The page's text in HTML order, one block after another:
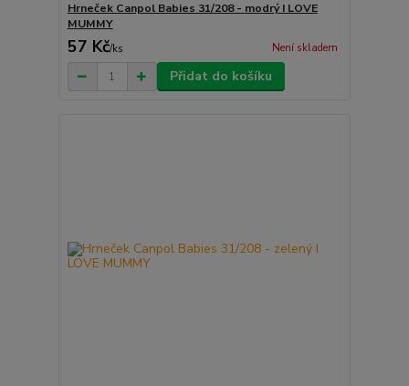
Hrneček Canpol Babies 31/208 - modrý I LOVE
MUMMY
57 Kč/ks Není skladem
Přidat do košíku